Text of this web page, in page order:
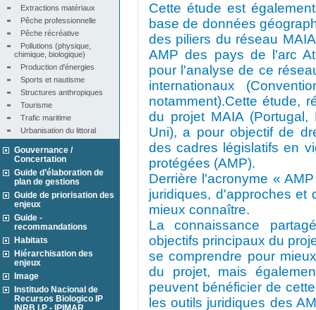
Extractions matériaux
Pêche professionnelle
Pêche récréative
Pollutions (physique,
chimique, biologique)
Production d'énergies
Sports et nautisme
Structures anthropiques
Tourisme
Trafic maritime
Urbanisation du littoral
Gouvernance /
Concertation
Guide d’élaboration de
plan de gestions
Guide de priorisation des
enjeux
Guide -
recommandations
Habitats
Hiérarchisation des
enjeux
Image
Institudo Nacional de
Recursos Biologico IP
INRB I.P - IPIMAR
Cette étude est
base de données
des piliers du réseau
AMP des pays de l'arc
pour l'analyse de ce
internationaux
notamment).Cette étude,
du projet MAIA
Uni), a pour objectif de
des cadres législatifs en
protégées (AMP).
Derrière l'acronyme «
juridiques, d'approches et
mieux connaître.
La connaissance
objectifs principaux du
se comprendre pour
du projet, mais
peuvent bénéficier de
les outils juridiques des